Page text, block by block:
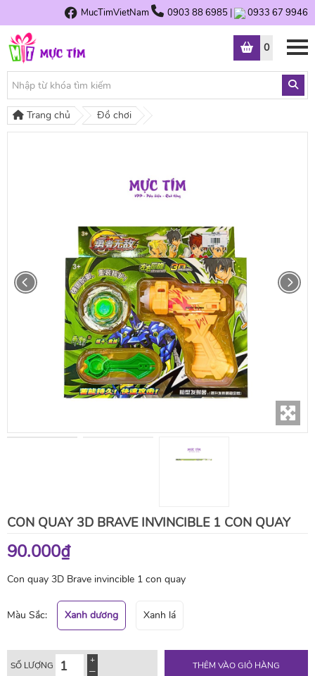
MucTimVietNam 0903 88 6985 | 0933 67 9946
0
Trang chủ Đồ chơi
CON QUAY 3D BRAVE INVINCIBLE 1 CON QUAY
90.000₫
Con quay 3D Brave invincible 1 con quay
Màu Sắc: Xanh dương Xanh lá
SỐ LƯỢNG THÊM VÀO GIỎ HÀNG